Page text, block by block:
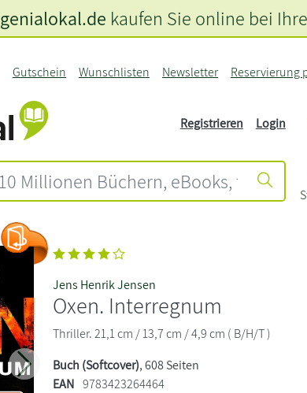
Gutschein Wunschlisten Newsletter Reservierung
Registrieren Login
genialokal.de kaufen Sie online bei
Weiter
Jens Henrik Jensen
Oxen. Interregnum
Thriller. 21,1 cm / 13,7 cm / 4,9 cm ( B/H/T )
Buch (Softcover), 608 Seiten
EAN 9783423264464